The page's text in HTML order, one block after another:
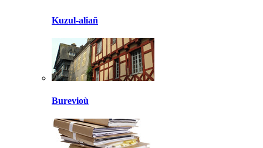
Kuzul-aliañ
Burevioù